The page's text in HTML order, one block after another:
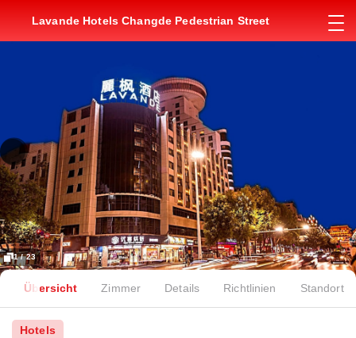
Lavande Hotels Changde Pedestrian Street
1 / 23
Übersicht Zimmer Details Richtlinien Standort
Hotels